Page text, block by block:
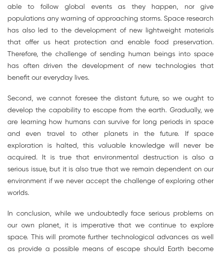
able to follow global events as they happen, nor give
populations any warning of approaching storms. Space research
has also led to the development of new lightweight materials
that offer us heat protection and enable food preservation.
Therefore, the challenge of sending human beings into space
has often driven the development of new technologies that
benefit our everyday lives.
Second, we cannot foresee the distant future, so we ought to
develop the capability to escape from the earth. Gradually, we
are learning how humans can survive for long periods in space
and even travel to other planets in the future. If space
exploration is halted, this valuable knowledge will never be
acquired. It is true that environmental destruction is also a
serious issue, but it is also true that we remain dependent on our
environment if we never accept the challenge of exploring other
worlds.
In conclusion, while we undoubtedly face serious problems on
our own planet, it is imperative that we continue to explore
space. This will promote further technological advances as well
as provide a possible means of escape should Earth become